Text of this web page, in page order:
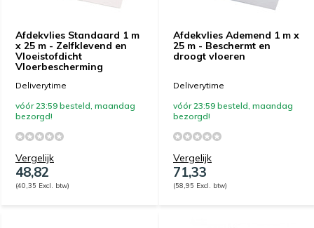
Afdekvlies Standaard 1 m
x 25 m - Zelfklevend en
Vloeistofdicht
Vloerbescherming
Deliverytime
vóór 23:59 besteld, maandag
bezorgd!
Vergelijk
48,82
(40,35 Excl. btw)
Afdekvlies Ademend 1 m x
25 m - Beschermt en
droogt vloeren
Deliverytime
vóór 23:59 besteld, maandag
bezorgd!
Vergelijk
71,33
(58,95 Excl. btw)